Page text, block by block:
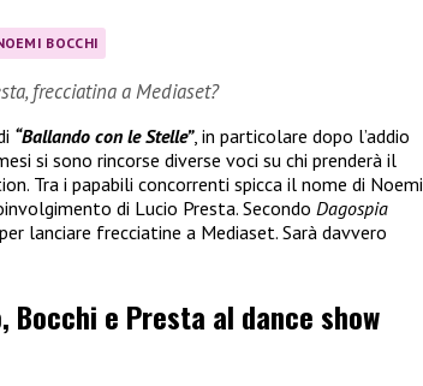
BOCCHI
frecciatina a Mediaset?
“Ballando con le Stelle”, in particolare dopo l’addio
si sono rincorse diverse voci su chi prenderà il
Tra i papabili concorrenti spicca il nome di Noemi
di Lucio Presta. Secondo Dagospia
lanciare frecciatine a Mediaset. Sarà davvero
Bocchi e Presta al dance show